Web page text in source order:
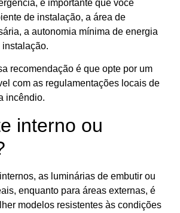
é importante que você
de instalação, a área de
a autonomia mínima de energia
recomendação é que opte por um
com as regulamentações locais de
incêndio.
interno ou
as luminárias de embutir ou
enquanto para áreas externas, é
modelos resistentes às condições